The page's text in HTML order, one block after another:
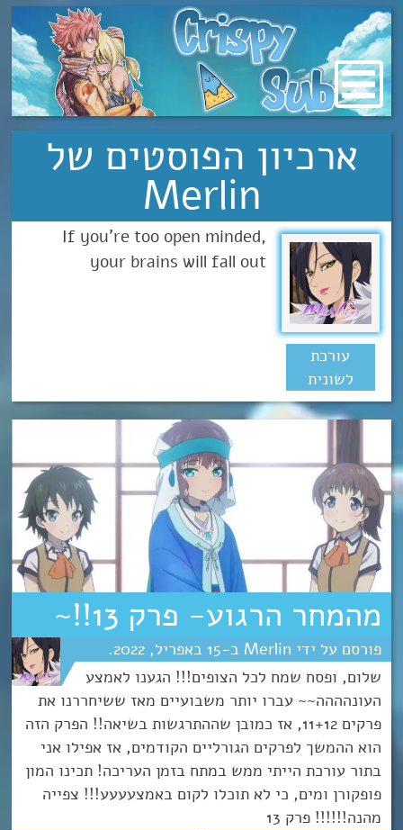
מעבר
לתוכן
ארכיון הפוסטים של
Merlin
עורכת
לשונית
If you're too open minded,
your brains will fall out
מהמחר הרגוע- פרק 13!!~
Merlin
15 אפריל 2022
שלום, ופסח שמח לכל הצופים!!! הגענו לאמצע
העונהההה~~ עברו יותר משבועיים מאז ששיחררנו את
פרקים 11+12, אז כמובן שההתרגשות בשיאה!! הפרק הזה
הוא ההמשך לפרקים הגורליים הקודמים, אז אפילו אני
בתור עורכת הייתי ממש במתח בזמן העריכה! תכינו המון
פופקורן ומים, כי לא תוכלו לקום באמצעעעע!!! צפייה
מהנה!!!!!! פרק 13